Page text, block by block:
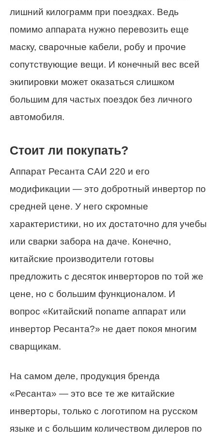
лишний килограмм при поездках. Ведь
помимо аппарата нужно перевозить еще
маску, сварочные кабели, робу и прочие
сопутствующие вещи. И конечный вес всей
экипировки может оказаться слишком
большим для частых поездок без личного
автомобиля.
Стоит ли покупать?
Аппарат Ресанта САИ 220 и его
модификации — это добротный инвертор по
средней цене. У него скромные
характеристики, но их достаточно для учебы
или сварки забора на даче. Конечно,
китайские производители готовы
предложить с десяток инверторов по той же
цене, но с большим функционалом. И
вопрос «Китайский noname аппарат или
инвертор Ресанта?» не дает покоя многим
сварщикам.
На самом деле, продукция бренда
«Ресанта» — это все те же китайские
инверторы, только с логотипом на русском
языке и с большим количеством дилеров по